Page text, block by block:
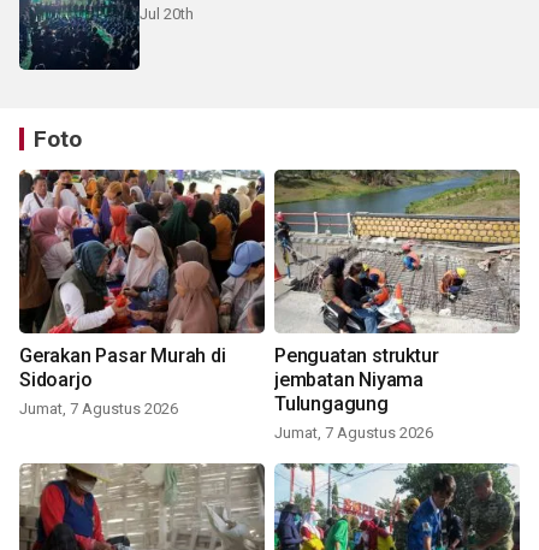
Jul 20th
Foto
Gerakan Pasar Murah di
Sidoarjo
Jumat, 7 Agustus 2026
Penguatan struktur
jembatan Niyama
Tulungagung
Jumat, 7 Agustus 2026